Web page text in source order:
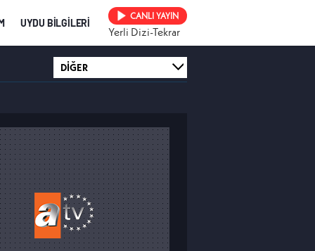
UYDU BİLGİLERİ
CANLI YAYIN
Yerli Dizi-Tekrar